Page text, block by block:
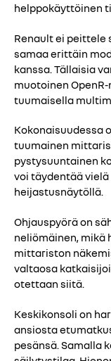
helppokäyttöinen
Renault ei peittele
samaa erittäin
kanssa. Tällaisia
muotoinen
tuumaisella
Kokonaisuudessa
tuumainen
pystysuuntainen
voi täydentää
heijastusnäytöllä.
Ohjauspyörä on
neliömäinen, mikä
mittariston
valtaosa
otettaan siitä.
Keskikonsoli on
ansiosta
pesänsä. Samalla